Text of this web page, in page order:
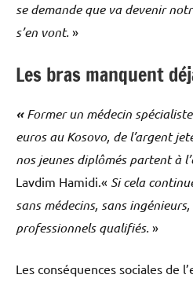
se demande que va devenir
s’en vont. »
Les bras manquent
«Former un médecin
euros au Kosovo, de l’argent
nos jeunes diplômés partent à
Lavdim Hamidi.« Si cela
sans médecins, sans
professionnels qualifiés. »
Les conséquences sociales de